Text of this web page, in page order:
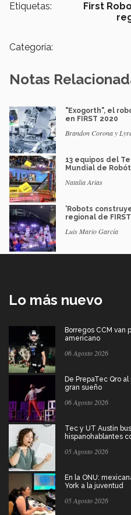
Etiquetas: First
Categoría:
Notas
"Exogorth", el
en FIRST 2020
Brandon Corona y
13 equipos del
Mundial de
Natalia Arias
'Robots
regional de
Luis Mario García
Lo más nuevo
Borregos CCM van
americano
06 Agosto 2026
De PrepaTec Qro
gran sueño
06 Agosto 2026
Tec y UT Austin
hispanohablantes
05 Agosto 2026
En la ONU:
York a la juventud
05 Agosto 2026